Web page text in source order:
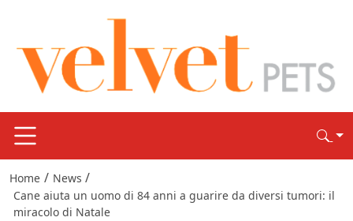
Home / News /
Cane aiuta un uomo di 84 anni a guarire da diversi tumori: il
miracolo di Natale